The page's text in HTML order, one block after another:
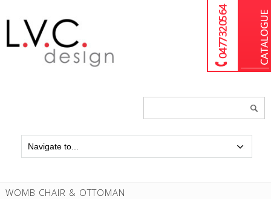
04 77 32 05 64
WOMB CHAIR & OTTOMAN